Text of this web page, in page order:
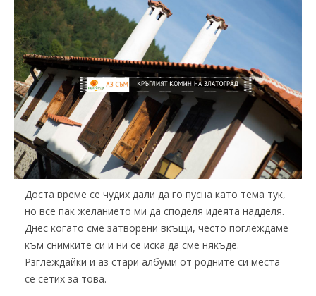
Доста време се чудих дали да го пусна като тема тук,
но все пак желанието ми да споделя идеята надделя.
Днес когато сме затворени вкъщи, често поглеждаме
към снимките си и ни се иска да сме някъде.
Рзглеждайки и аз стари албуми от родните си места
се сетих за това.